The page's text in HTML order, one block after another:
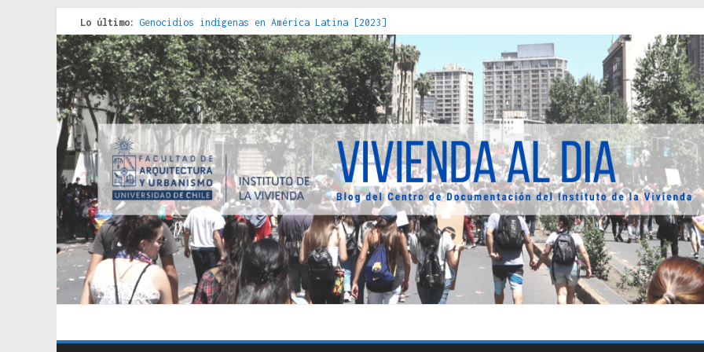
Lo último: Genocidios indígenas en América Latina [2023]
Estudios sobre la espacialización de los Estados : políticas, prácticas y representaciones [2022]
Donde el pedernal choca con el acero : hacia una teoría crítica de las fronteras latinoamericanas
Criterios técnicos para una vivienda adecuada [2019]
Red de consultorios de la Caja del Seguro Obrero en Santiago : un patrimonio emblemático [2014]